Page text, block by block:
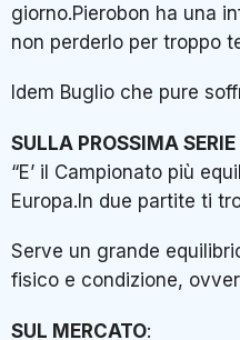
giorno.Pierobon ha una
non perderlo per troppo
Idem Buglio che pure
SULLA PROSSIMA SERIE
“E’ il Campionato più
Europa.In due partite ti
Serve un grande
fisico e condizione,
SUL MERCATO: